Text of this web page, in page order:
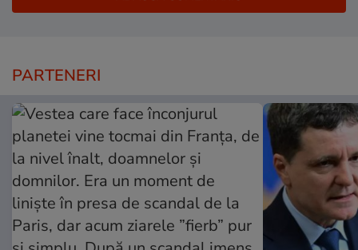
PARTENERI